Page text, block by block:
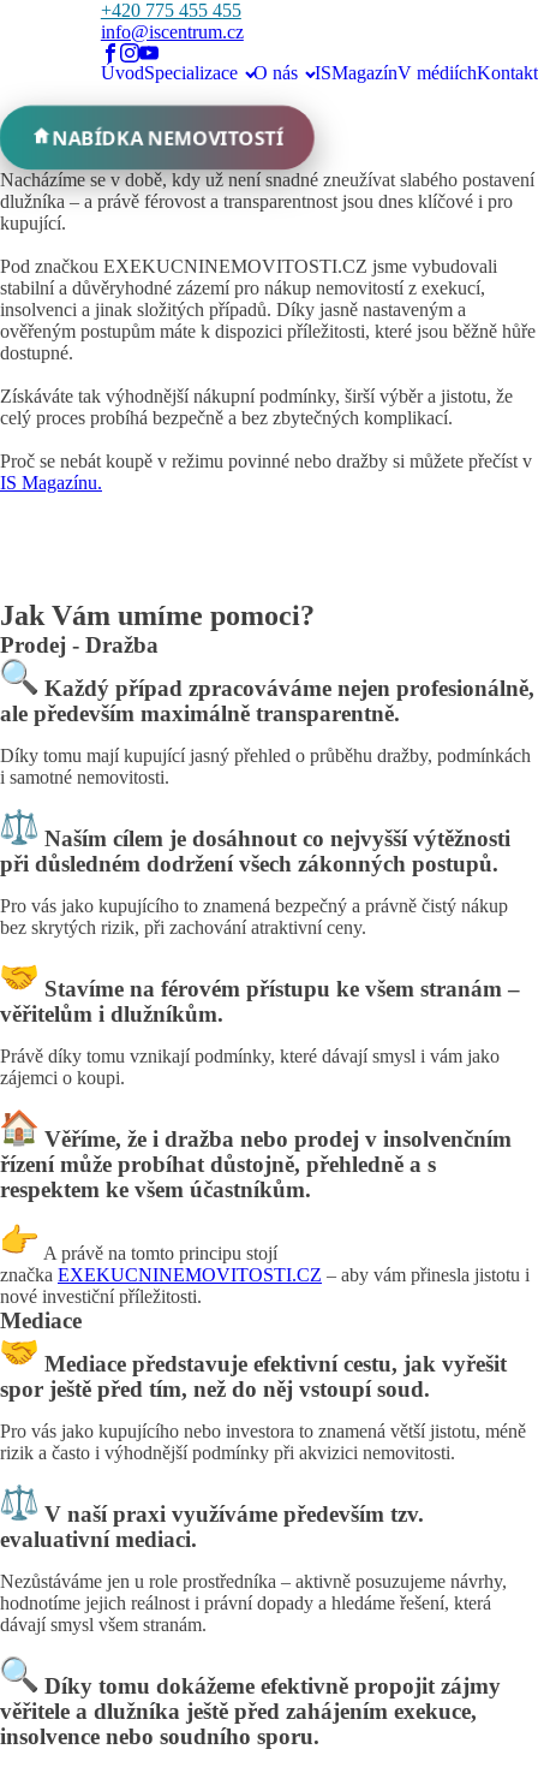
+420 775 455 455
info@iscentrum.cz
ÚvodSpecializace O nás ISMagazínV médiíchKontakt
NABÍDKA NEMOVITOSTÍ
Nacházíme se v době, kdy už není snadné zneužívat slabého postavení
dlužníka – a právě férovost a transparentnost jsou dnes klíčové i pro
kupující.
Pod značkou EXEKUCNINEMOVITOSTI.CZ jsme vybudovali
stabilní a důvěryhodné zázemí pro nákup nemovitostí z exekucí,
insolvenci a jinak složitých případů. Díky jasně nastaveným a
ověřeným postupům máte k dispozici příležitosti, které jsou běžně hůře
dostupné.
Získáváte tak výhodnější nákupní podmínky, širší výběr a jistotu, že
celý proces probíhá bezpečně a bez zbytečných komplikací.
Proč se nebát koupě v režimu povinné nebo dražby si můžete přečíst v
IS Magazínu.
Jak Vám umíme pomoci?
Prodej - Dražba
Každý případ zpracováváme nejen profesionálně,
ale především maximálně transparentně.
Díky tomu mají kupující jasný přehled o průběhu dražby, podmínkách
i samotné nemovitosti.
Naším cílem je dosáhnout co nejvyšší výtěžnosti
při důsledném dodržení všech zákonných postupů.
Pro vás jako kupujícího to znamená bezpečný a právně čistý nákup
bez skrytých rizik, při zachování atraktivní ceny.
Stavíme na férovém přístupu ke všem stranám –
věřitelům i dlužníkům.
Právě díky tomu vznikají podmínky, které dávají smysl i vám jako
zájemci o koupi.
Věříme, že i dražba nebo prodej v insolvenčním
řízení může probíhat důstojně, přehledně a s
respektem ke všem účastníkům.
A právě na tomto principu stojí
značka EXEKUCNINEMOVITOSTI.CZ – aby vám přinesla jistotu i
nové investiční příležitosti.
Mediace
Mediace představuje efektivní cestu, jak vyřešit
spor ještě před tím, než do něj vstoupí soud.
Pro vás jako kupujícího nebo investora to znamená větší jistotu, méně
rizik a často i výhodnější podmínky při akvizici nemovitosti.
V naší praxi využíváme především tzv.
evaluativní mediaci.
Nezůstáváme jen u role prostředníka – aktivně posuzujeme návrhy,
hodnotíme jejich reálnost i právní dopady a hledáme řešení, která
dávají smysl všem stranám.
Díky tomu dokážeme efektivně propojit zájmy
věřitele a dlužníka ještě před zahájením exekuce,
insolvence nebo soudního sporu.